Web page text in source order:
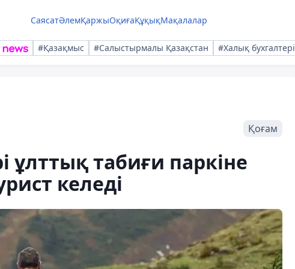
СаясатӘлемҚаржыОқиғаҚұқықМақалалар
#Қазақмыс #Салыстырмалы Қазақстан #Халық бухгалтері
Қоғам
ұлттық табиғи паркіне
келеді